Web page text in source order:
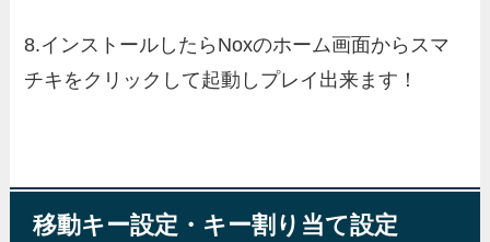
8.インストールしたらNoxのホーム画面からスマ
チキをクリックして起動しプレイ出来ます！
移動キー設定・キー割り当て設定